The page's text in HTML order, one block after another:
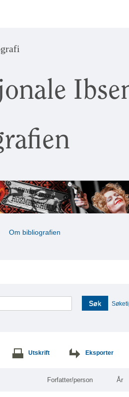
Om bibliografien
Søk
Utskrift Eksporter
Forfatter/person År